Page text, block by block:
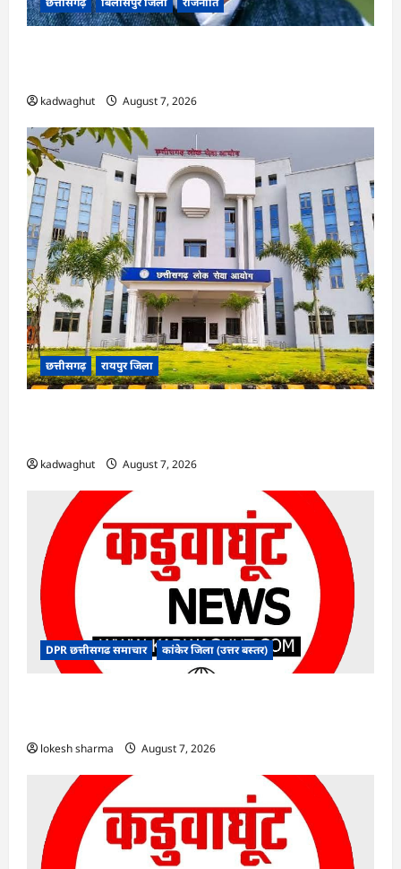
kadwaghut August 7, 2026
छत्तीसगढ़ रायपुर जिला
kadwaghut August 7, 2026
DPR छत्तीसगढ समाचार कांकेर जिला (उत्तर बस्तर)
lokesh sharma August 7, 2026